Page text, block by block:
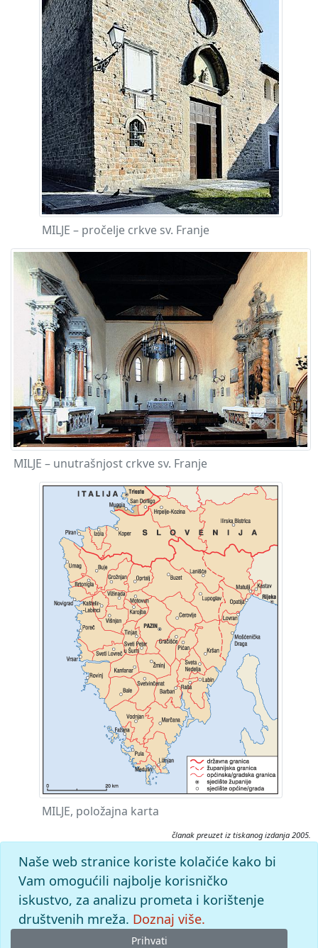
MILJE – pročelje crkve sv. Franje
MILJE – unutrašnjost crkve sv. Franje
MILJE, položajna karta
članak preuzet iz tiskanog izdanja 2005.
Citiranje:
Milje.
Istarska enciklopedija (2005), mrežno izdanje.
Leksikografski zavod Miroslav Krleža, 2026. Pristupljeno
7.8.2026. <https://istra.lzmk.hr/clanak/milje>.
Naše web stranice koriste kolačiće kako bi
Vam omogućili najbolje korisničko
iskustvo, za analizu prometa i korištenje
društvenih mreža. Doznaj više.
Prihvati